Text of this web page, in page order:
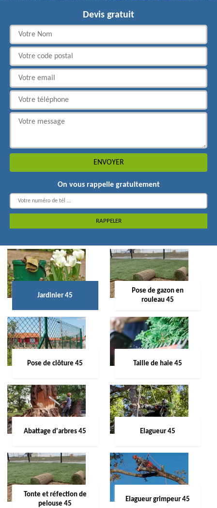
Devis gratuit
On vous rappelle gratuitement
Jardinier 45
Pose de gazon en
rouleau 45
Pose de clôture 45 Taille de haie 45
Abattage d'arbres 45 Elagueur 45
Tonte et réfection de
pelouse 45
Elagueur grimpeur 45